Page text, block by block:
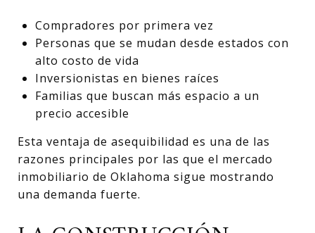
Compradores por primera vez
Personas que se mudan desde estados con
alto costo de vida
Inversionistas en bienes raíces
Familias que buscan más espacio a un
precio accesible
Esta ventaja de asequibilidad es una de las
razones principales por las que el mercado
inmobiliario de Oklahoma sigue mostrando
una demanda fuerte.